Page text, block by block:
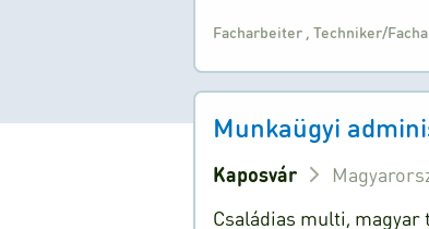
Facharbeiter ,Techniker/
Munkaügyi
Kaposvár
Családias multi,